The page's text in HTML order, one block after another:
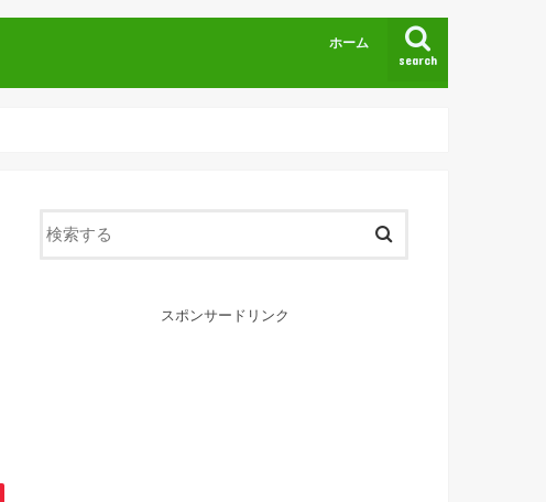
search
ホーム
スポンサードリンク